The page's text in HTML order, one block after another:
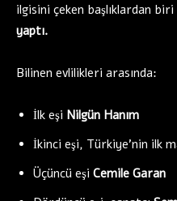
ilgisini çeken başlıklardan biri
yaptı.
Bilinen evlilikleri arasında:
İlk eşi Nilgün Hanım
İkinci eşi, Türkiye’nin ilk
Üçüncü eşi Cemile Garan